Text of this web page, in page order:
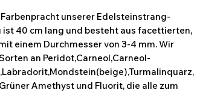
unserer Edelsteinstrang-
40 cm lang und besteht aus facettierten,
einem Durchmesser von 3-4 mm. Wir
an Peridot,Carneol,Carneol-
Amethyst und Fluorit, die alle zum